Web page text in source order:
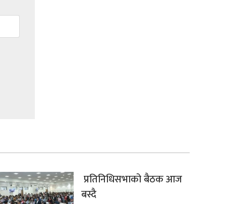
प्रतिनिधिसभाको बैठक आज
बस्दै